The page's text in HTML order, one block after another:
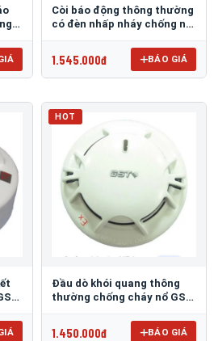
Còi báo động thông thường
có đèn nhấp nháy chống nổ
1.545.000đ BÁO GIÁ
HOT
Đầu dò khói quang thông
thường chống cháy nổ GST
1.450.000đ BÁO GIÁ